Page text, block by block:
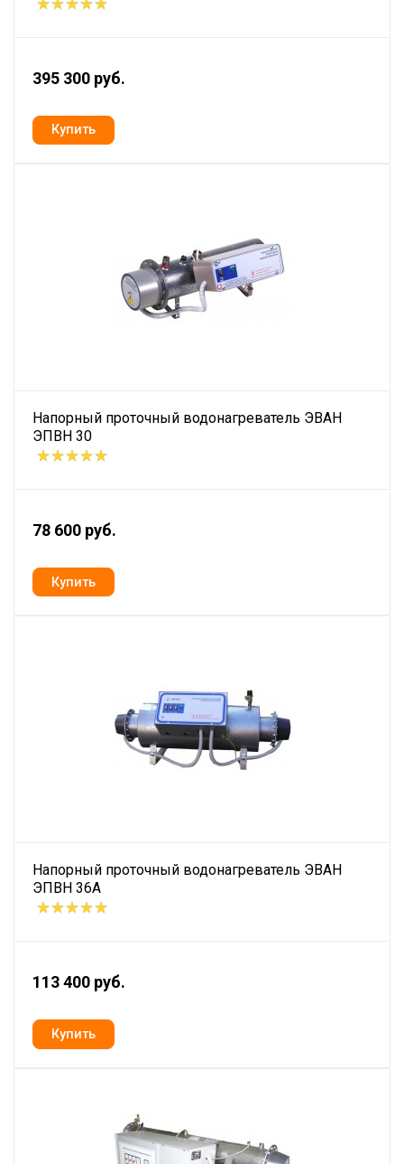
395 300 руб.
Напорный проточный водонагреватель ЭВАН
ЭПВН 30
78 600 руб.
Напорный проточный водонагреватель ЭВАН
ЭПВН 36А
113 400 руб.